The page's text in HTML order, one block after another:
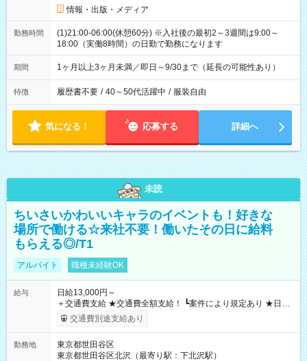
情報・出版・メディア
勤務時間
(1)21:00-06:00(休憩60分) ※入社後の最初2～3週間は9:00～
18:00（実働8時間）の日勤で勤務になります
期間 1ヶ月以上3ヶ月未満／即日～9/30まで（延長の可能性あり）
特徴 履歴書不要 / 40～50代活躍中 / 服装自由
気になる！ 応募する 詳細へ
未読
ちいさいかわいいキャラのイベントも！好きな
場所で働ける☆来社不要！働いたその日に給料
もらえる◎/T1
アルバイト 職種未経験OK
給与
日給13,000円～
＋交通費支給 ★交通費全額支給！ ┗案件により規定あり ★日払
いOK！（規定あり） ┗働いたその日に現金GET♪ お仕事後はコ
ンビニATMから 日払い分を引き落とせます！ 【試用期間】試
交通費別途支給あり
勤務地
東京都世田谷区
東京都世田谷区北沢（最寄り駅：下北沢駅）